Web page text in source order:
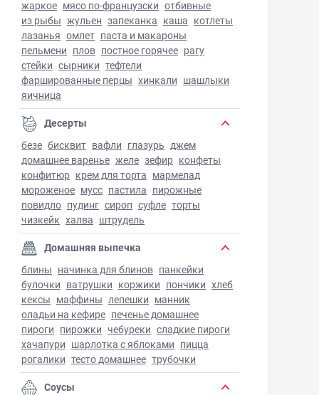
жаркое мясо по-французски отбивные
из рыбы жульен запеканка каша котлеты
лазанья омлет паста и макароны
пельмени плов постное горячее рагу
стейки сырники тефтели
фаршированные перцы хинкали шашлыки
яичница
Десерты
безе бисквит вафли глазурь джем
домашнее варенье желе зефир конфеты
конфитюр крем для торта мармелад
мороженое мусс пастила пирожные
повидло пудинг сироп суфле торты
чизкейк халва штрудель
Домашняя выпечка
блины начинка для блинов панкейки
булочки ватрушки коржики пончики хлеб
кексы маффины лепешки манник
оладьи на кефире печенье домашнее
пироги пирожки чебуреки сладкие пироги
хачапури шарлотка с яблоками пицца
рогалики тесто домашнее трубочки
Соусы